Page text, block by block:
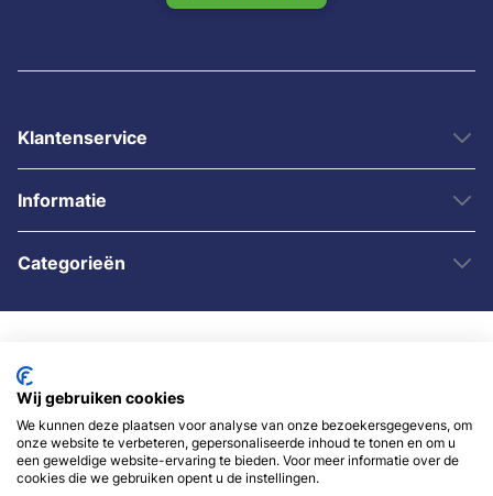
Klantenservice
Informatie
Categorieën
© 2007 - 2026 - Sybshop.nl
Wij gebruiken cookies
We kunnen deze plaatsen voor analyse van onze bezoekersgegevens, om
onze website te verbeteren, gepersonaliseerde inhoud te tonen en om u
een geweldige website-ervaring te bieden. Voor meer informatie over de
cookies die we gebruiken opent u de instellingen.